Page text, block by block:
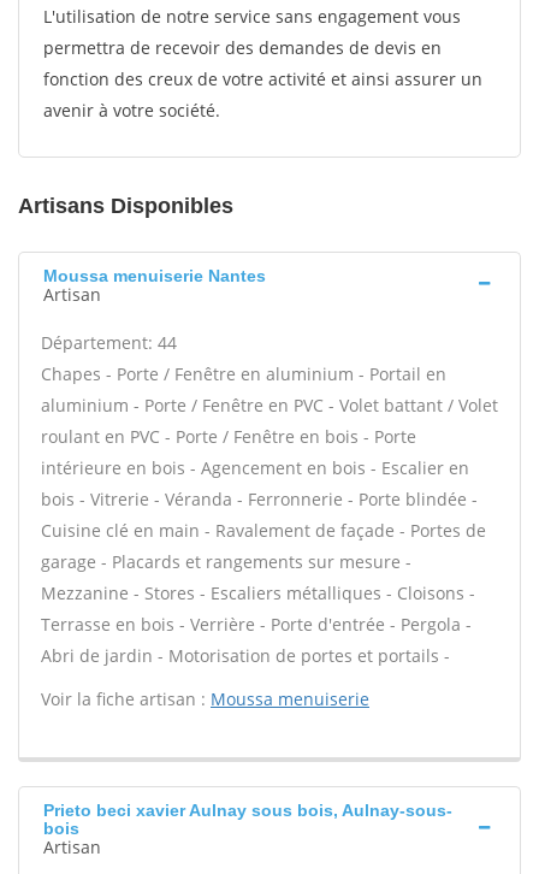
L'utilisation de notre service sans engagement vous
permettra de recevoir des demandes de devis en
fonction des creux de votre activité et ainsi assurer un
avenir à votre société.
Artisans Disponibles
Moussa menuiserie Nantes
Artisan
Département: 44
Chapes - Porte / Fenêtre en aluminium - Portail en
aluminium - Porte / Fenêtre en PVC - Volet battant / Volet
roulant en PVC - Porte / Fenêtre en bois - Porte
intérieure en bois - Agencement en bois - Escalier en
bois - Vitrerie - Véranda - Ferronnerie - Porte blindée -
Cuisine clé en main - Ravalement de façade - Portes de
garage - Placards et rangements sur mesure -
Mezzanine - Stores - Escaliers métalliques - Cloisons -
Terrasse en bois - Verrière - Porte d'entrée - Pergola -
Abri de jardin - Motorisation de portes et portails -
Voir la fiche artisan : Moussa menuiserie
Prieto beci xavier Aulnay sous bois, Aulnay-sous-
bois
Artisan